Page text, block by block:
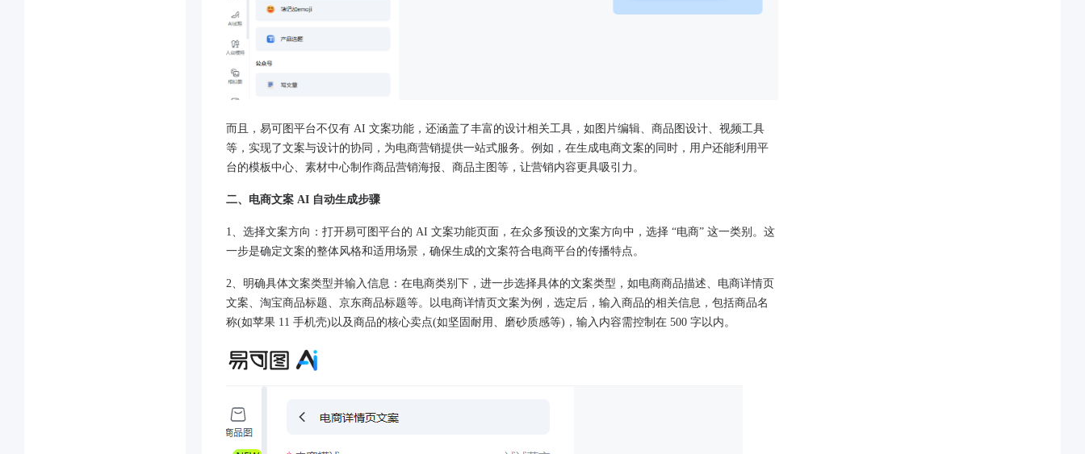
而且，易可图平台不仅有 AI 文案功能，还涵盖了丰富的设计相关工具，如图片编辑、商品图设计、视频工具
等，实现了文案与设计的协同，为电商营销提供一站式服务。例如，在生成电商文案的同时，用户还能利用平
台的模板中心、素材中心制作商品营销海报、商品主图等，让营销内容更具吸引力。
二、电商文案 AI 自动生成步骤
1、选择文案方向：打开易可图平台的 AI 文案功能页面，在众多预设的文案方向中，选择 “电商” 这一类别。这
一步是确定文案的整体风格和适用场景，确保生成的文案符合电商平台的传播特点。
2、明确具体文案类型并输入信息：在电商类别下，进一步选择具体的文案类型，如电商商品描述、电商详情页
文案、淘宝商品标题、京东商品标题等。以电商详情页文案为例，选定后，输入商品的相关信息，包括商品名
称(如苹果 11 手机壳)以及商品的核心卖点(如坚固耐用、磨砂质感等)，输入内容需控制在 500 字以内。